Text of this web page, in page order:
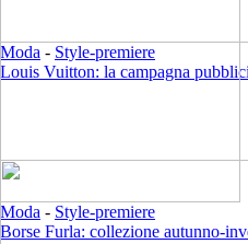
Moda - Style-premiere
Louis Vuitton: la campagna
Moda - Style-premiere
Borse Furla: collezione autunno-